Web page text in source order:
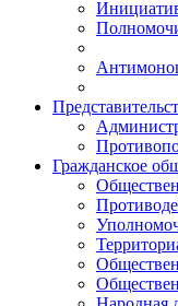
Гражданское